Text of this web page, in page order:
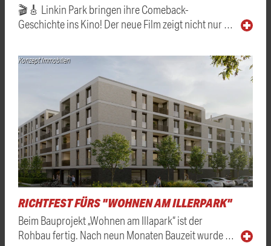
🎬🎸 Linkin Park bringen ihre Comeback-
Geschichte ins Kino! Der neue Film zeigt nicht nur …
Konzept Immobilien
RICHTFEST FÜRS "WOHNEN AM ILLERPARK"
Beim Bauprojekt „Wohnen am Illapark“ ist der
Rohbau fertig. Nach neun Monaten Bauzeit wurde …